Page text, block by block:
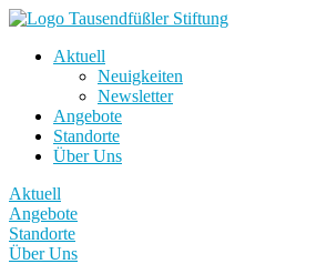
Aktuell
Neuigkeiten
Newsletter
Angebote
Standorte
Über Uns
Aktuell
Angebote
Standorte
Über Uns